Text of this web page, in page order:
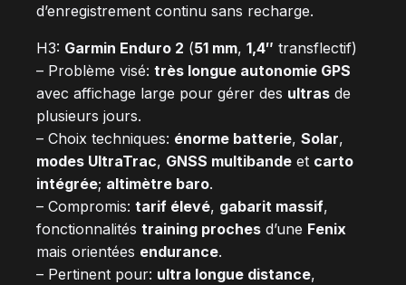
d’enregistrement continu sans recharge.
H3: Garmin Enduro 2 (51 mm, 1,4″ transflectif)
– Problème visé: très longue autonomie GPS
avec affichage large pour gérer des ultras de
plusieurs jours.
– Choix techniques: énorme batterie, Solar,
modes UltraTrac, GNSS multibande et carto
intégrée; altimètre baro.
– Compromis: tarif élevé, gabarit massif,
fonctionnalités training proches d’une Fenix
mais orientées endurance.
– Pertinent pour: ultra longue distance,